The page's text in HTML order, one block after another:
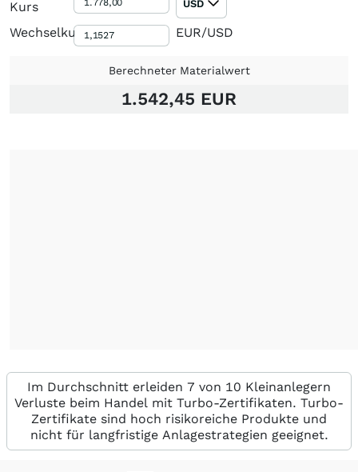
Kurs USD
Wechselkurs EUR/USD
Berechneter Materialwert
1.542,45 EUR
Im Durchschnitt erleiden 7 von 10 Kleinanlegern
Verluste beim Handel mit Turbo-Zertifikaten. Turbo-
Zertifikate sind hoch risikoreiche Produkte und
nicht für langfristige Anlagestrategien geeignet.